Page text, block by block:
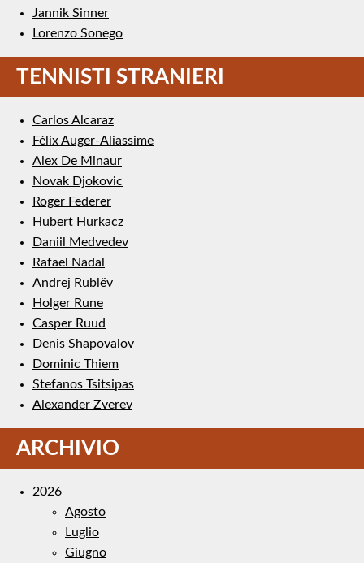
Jannik Sinner
Lorenzo Sonego
TENNISTI STRANIERI
Carlos Alcaraz
Félix Auger-Aliassime
Alex De Minaur
Novak Djokovic
Roger Federer
Hubert Hurkacz
Daniil Medvedev
Rafael Nadal
Andrej Rublëv
Holger Rune
Casper Ruud
Denis Shapovalov
Dominic Thiem
Stefanos Tsitsipas
Alexander Zverev
ARCHIVIO
2026
Agosto
Luglio
Giugno